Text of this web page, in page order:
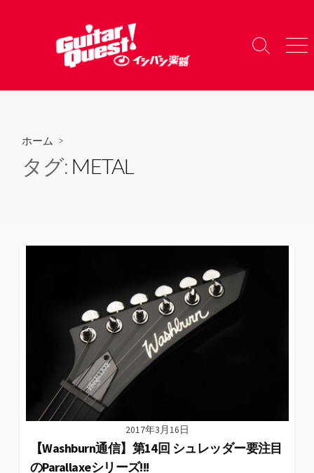
へ
検
り
メ
ー
ホーム >
タグ: METAL
2017年3月16日
【Washburn通信】第14回 シュレッダー要注目
のParallaxeシリーズ!!!